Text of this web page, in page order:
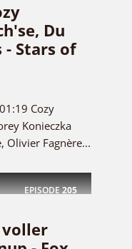
Du
- Stars of
Cozy
Konieczka
Olivier Fagnère...
EPISODE205
voller